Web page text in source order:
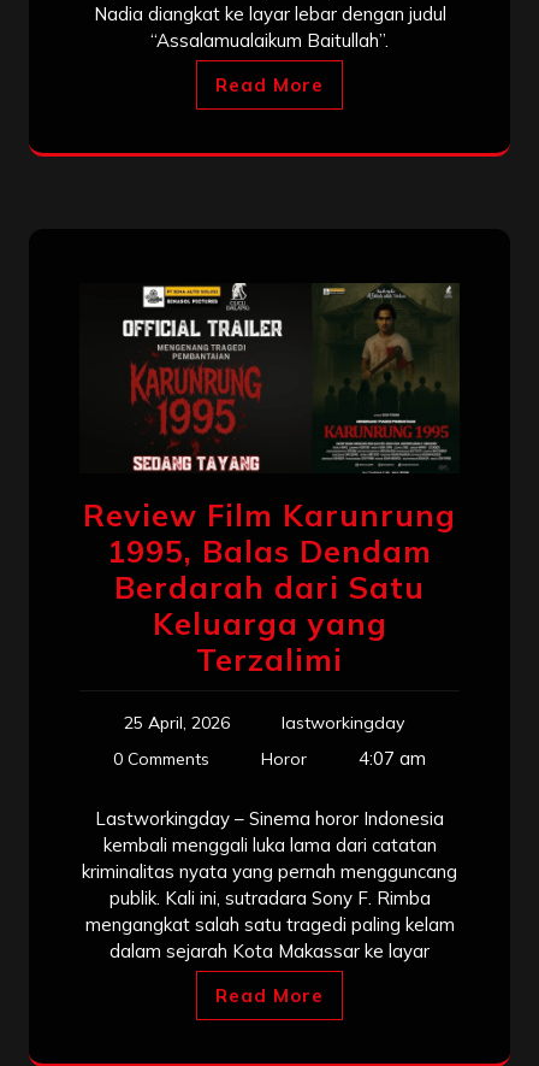
Nadia diangkat ke layar lebar dengan judul
“Assalamualaikum Baitullah”.
Read More
Review Film Karunrung
1995, Balas Dendam
Berdarah dari Satu
Keluarga yang
Terzalimi
25 April, 2026
lastworkingday
0 Comments
Horor 4:07 am
Lastworkingday – Sinema horor Indonesia
kembali menggali luka lama dari catatan
kriminalitas nyata yang pernah mengguncang
publik. Kali ini, sutradara Sony F. Rimba
mengangkat salah satu tragedi paling kelam
dalam sejarah Kota Makassar ke layar
Read More